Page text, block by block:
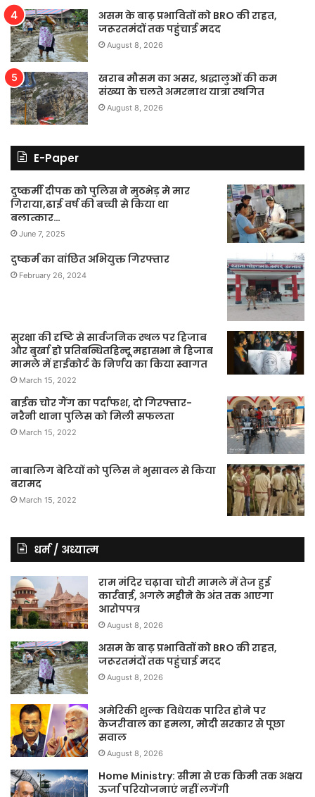
असम के बाढ़ प्रभावितों को BRO की राहत,
जरूरतमंदों तक पहुंचाई मदद
August 8, 2026
खराब मौसम का असर, श्रद्धालुओं की कम
संख्या के चलते अमरनाथ यात्रा स्थगित
August 8, 2026
E-Paper
दुष्कर्मी दीपक को पुलिस ने मुठभेड़ मे मार
गिराया,ढाई वर्ष की बच्ची से किया था
बलात्कार…
June 7, 2025
दुष्कर्म का वांछित अभियुक्त गिरफ्तार
February 26, 2024
सुरक्षा की दृष्टि से सार्वजनिक स्थल पर हिजाब
और बुर्खा हो प्रतिबन्धितहिन्दू महासभा ने हिजाब
मामले में हाईकोर्ट के निर्णय का किया स्वागत
March 15, 2022
बाईक चोर गैंग का पर्दाफश, दो गिरफ्तार-
नरैनी थाना पुलिस को मिली सफलता
March 15, 2022
नाबालिग बेटियों को पुलिस ने भुसावल से किया
बरामद
March 15, 2022
धर्म / अध्यात्म
राम मंदिर चढ़ावा चोरी मामले में तेज हुई
कार्रवाई, अगले महीने के अंत तक आएगा
आरोपपत्र
August 8, 2026
असम के बाढ़ प्रभावितों को BRO की राहत,
जरूरतमंदों तक पहुंचाई मदद
August 8, 2026
अमेरिकी शुल्क विधेयक पारित होने पर
केजरीवाल का हमला, मोदी सरकार से पूछा
सवाल
August 8, 2026
Home Ministry: सीमा से एक किमी तक अक्षय
ऊर्जा परियोजनाएं नहीं लगेंगी